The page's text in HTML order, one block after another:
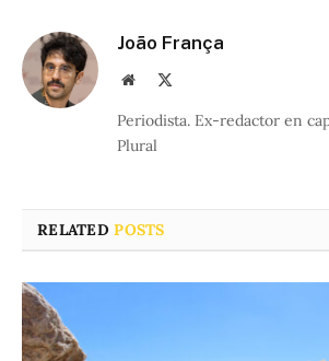
João França
Website
Periodista. Ex-redactor en
Plural
RELATEDPOSTS